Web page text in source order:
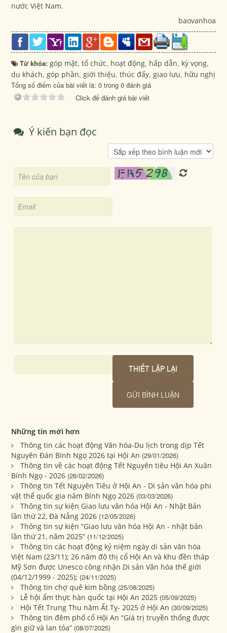
nước Việt Nam.
baovanhoa
Từ khóa:góp mặt,tổ chức, hoạt động, hấp dẫn, kỳ vọng,
du khách,góp phần,giới thiệu,thúc đẩy,giao lưu, hữu nghị
Tổng số điểm của bài viết là: 0 trong 0 đánh giá
Click để đánh giá bài viết
Ý kiến bạn đọc
Những tin mới hơn
Thông tin các hoạt động Văn hóa-Du lịch trong dịp Tết
Nguyên Đán Bính Ngọ 2026 tại Hội An (29/01/2026)
Thông tin về các hoạt động Tết Nguyên tiêu Hội An Xuân
Bính Ngọ - 2026 (26/02/2026)
Thông tin Tết Nguyên Tiêu ở Hội An - Di sản văn hóa phi
vật thể quốc gia năm Bính Ngọ 2026 (03/03/2026)
Thông tin sự kiện Giao lưu văn hóa Hội An - Nhật Bản
lần thứ 22, Đà Nẵng 2026 (12/05/2026)
Thông tin sự kiện “Giao lưu văn hóa Hội An - nhật bản
lần thứ 21, năm 2025” (11/12/2025)
Thông tin các hoạt động kỷ niệm ngày di sản văn hóa
Việt Nam (23/11); 26 năm đô thị cổ Hội An và khu đền tháp
Mỹ Sơn được Unesco công nhận Di sản Văn hóa thế giới
(04/12/1999 - 2025); (24/11/2025)
Thông tin chợ quê kim bồng (25/08/2025)
Lễ hội ẩm thực hàn quốc tại Hội An 2025 (05/09/2025)
Hội Tết Trung Thu năm Ất Tỵ- 2025 ở Hội An (30/09/2025)
Thông tin đêm phố cổ Hội An “Giá trị truyền thống được
gìn giữ và lan tỏa” (08/07/2025)